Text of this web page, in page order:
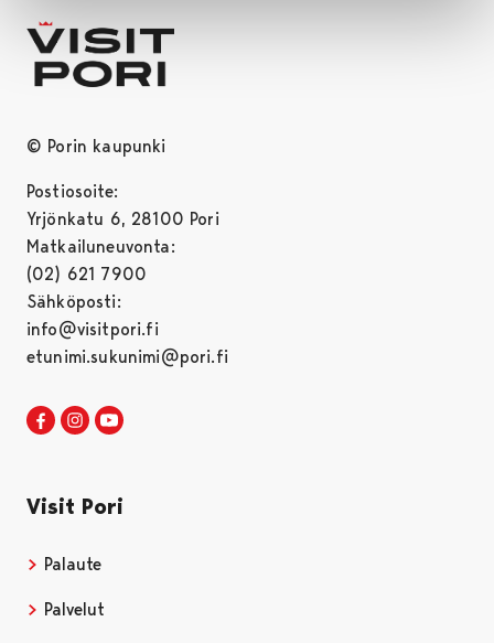
© Porin kaupunki
Postiosoite:
Yrjönkatu 6, 28100 Pori
Matkailuneuvonta:
(02) 621 7900
Sähköposti:
info@visitpori.fi
etunimi.sukunimi@pori.fi
Visit Pori Facebookissa
Avautuu uudessa välilehdessä
Visit Pori Instagrammissa
Avautuu uudessa välilehdessä
Visit Pori
Palaute
Palvelut